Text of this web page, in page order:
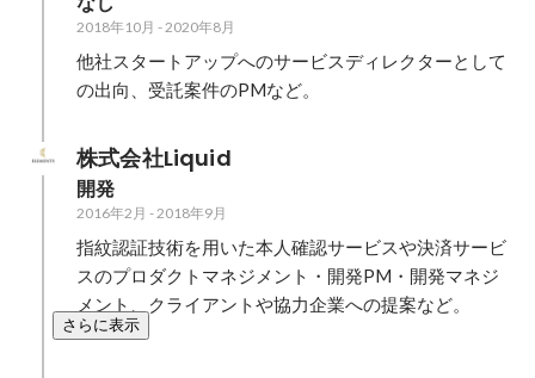
2018年10月 -2020年8月
他社スタートアップへのサービスディレクターとして
の出向、受託案件のPMなど。
株式会社Liquid
開発
2016年2月 -2018年9月
指紋認証技術を用いた本人確認サービスや決済サービ
スのプロダクトマネジメント・開発PM・開発マネジ
メント、クライアントや協力企業への提案など。
さらに表示